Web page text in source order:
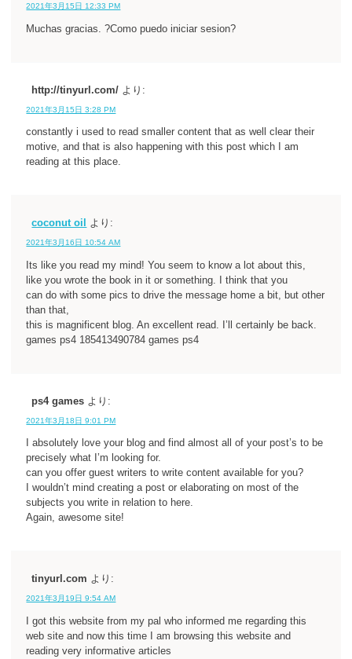
2021年3月15日 12:33 PM
Muchas gracias. ?Como puedo iniciar sesion?
http://tinyurl.com/ より:
2021年3月15日 3:28 PM
constantly i used to read smaller content that as well clear their
motive, and that is also happening with this post which I am
reading at this place.
coconut oil より:
2021年3月16日 10:54 AM
Its like you read my mind! You seem to know a lot about this,
like you wrote the book in it or something. I think that you
can do with some pics to drive the message home a bit, but other
than that,
this is magnificent blog. An excellent read. I’ll certainly be back.
games ps4 185413490784 games ps4
ps4 games より:
2021年3月18日 9:01 PM
I absolutely love your blog and find almost all of your post’s to be
precisely what I’m looking for.
can you offer guest writers to write content available for you?
I wouldn’t mind creating a post or elaborating on most of the
subjects you write in relation to here.
Again, awesome site!
tinyurl.com より:
2021年3月19日 9:54 AM
I got this website from my pal who informed me regarding this
web site and now this time I am browsing this website and
reading very informative articles